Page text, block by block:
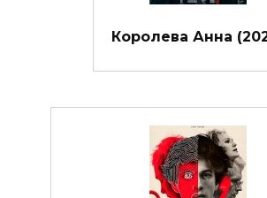
Королева Анна